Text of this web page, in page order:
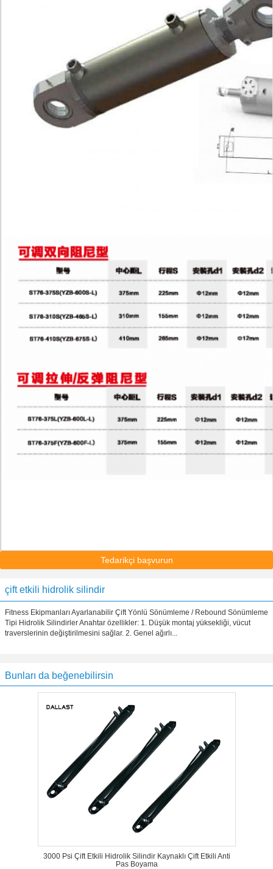
Tedarikçi başvurun
çift ​​etkili hidrolik silindir
Fitness Ekipmanları Ayarlanabilir Çift Yönlü Sönümleme / Rebound Sönümleme
Tipi Hidrolik Silindirler Anahtar özellikler: 1. Düşük montaj yüksekliği, vücut
traverslerinin değiştirilmesini sağlar. 2. Genel ağırlı...
Bunları da beğenebilirsin
3000 Psi Çift Etkili Hidrolik Silindir Kaynaklı Çift Etkili Anti
Pas Boyama